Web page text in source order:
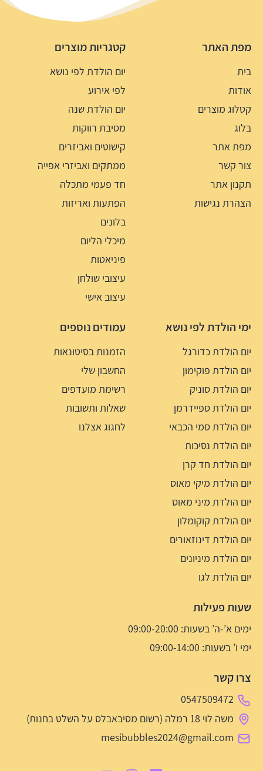
מפת האתר
בית
אודות
קטלוג מוצרים
בלוג
מפת אתר
צור קשר
תקנון אתר
הצהרת נגישות
קטגריות מוצרים
יום הולדת לפי נושא
לפי אירוע
יום הולדת שנה
מסיבת רווקות
קישוטים ואביזרים
ממתקים ואביזרי אפייה
חד פעמי מתכלה
הפתעות ואריזות
בלונים
מיכלי הליום
פיניאטות
עיצובי שולחן
עיצוב אישי
ימי הולדת לפי נושא
יום הולדת כדורגל
יום הולדת פוקימון
יום הולדת סוניק
יום הולדת ספיידרמן
יום הולדת סמי הכבאי
יום הולדת נסיכות
יום הולדת חד קרן
יום הולדת מיקי מאוס
יום הולדת מיני מאוס
יום הולדת קוקומלון
יום הולדת דינוזאורים
יום הולדת מיניונים
יום הולדת לגו
עמודים נוספים
הזמנות בסיטונאות
החשבון שלי
רשימת מועדפים
שאלות ותשובות
לחגוג אצלנו
שעות פעילות
ימים א’-ה’ בשעות: 09:00-20:00
ימי ו’ בשעות: 09:00-14:00
צרו קשר
0547509472
משה לוי 18 רמלה (רשום מסיבאבלס על השלט בחנות)
mesibubbles2024@gmail.com